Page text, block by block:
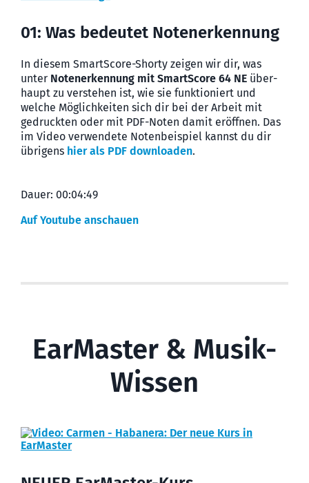
01: Was bedeutet Notenerkennung
In diesem SmartScore-Shorty zeigen wir dir, was
unter Noten­erkennung mit SmartScore 64 NE über­
haupt zu verstehen ist, wie sie funktio­niert und
welche Möglich­keiten sich dir bei der Arbeit mit
gedruckten oder mit PDF-Noten damit eröffnen. Das
im Video verwendete Noten­beispiel kannst du dir
übrigens hier als PDF downloaden.
Dauer: 00:04:49
Auf Youtube anschauen
EarMaster & Musik-
Wissen